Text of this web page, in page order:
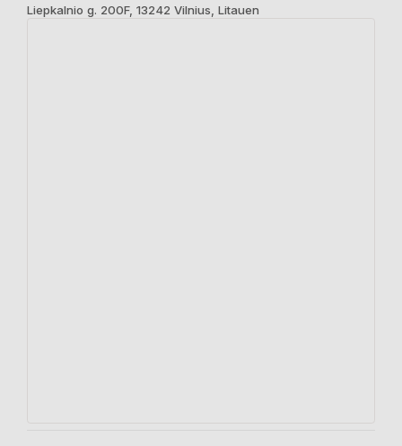
Liepkalnio g. 200F, 13242 Vilnius, Litauen